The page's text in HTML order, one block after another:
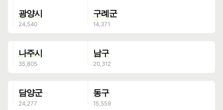
광양시 구례군
나주시 남구
담양군 동구